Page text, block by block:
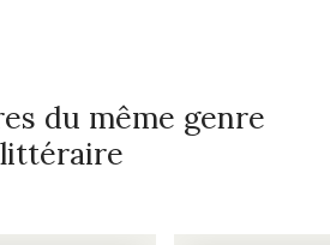
du même genre
littéraire